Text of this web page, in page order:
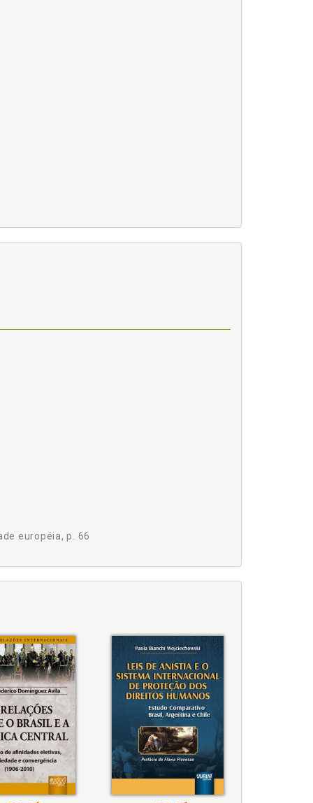
Européia, p. 66
clássico, p. 75
européia, p. 66
regional, p. 91